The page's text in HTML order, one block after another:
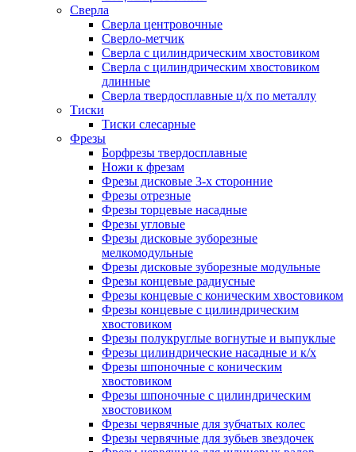
Сверла
Сверла центровочные
Сверло-метчик
Сверла с цилиндрическим хвостовиком
Сверла с цилиндрическим хвостовиком
длинные
Сверла твердосплавные ц/х по металлу
Тиски
Тиски слесарные
Фрезы
Борфрезы твердосплавные
Ножи к фрезам
Фрезы дисковые 3-х сторонние
Фрезы отрезные
Фрезы торцевые насадные
Фрезы угловые
Фрезы дисковые зуборезные
мелкомодульные
Фрезы дисковые зуборезные модульные
Фрезы концевые радиусные
Фрезы концевые с коническим хвостовиком
Фрезы концевые с цилиндрическим
хвостовиком
Фрезы полукруглые вогнутые и выпуклые
Фрезы цилиндрические насадные и к/х
Фрезы шпоночные с коническим
хвостовиком
Фрезы шпоночные с цилиндрическим
хвостовиком
Фрезы червячные для зубчатых колес
Фрезы червячные для зубьев звездочек